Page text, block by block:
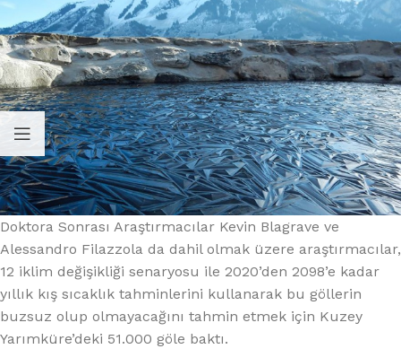
Doktora Sonrası Araştırmacılar Kevin Blagrave ve
Alessandro Filazzola da dahil olmak üzere araştırmacılar,
12 iklim değişikliği senaryosu ile 2020’den 2098’e kadar
yıllık kış sıcaklık tahminlerini kullanarak bu göllerin
buzsuz olup olmayacağını tahmin etmek için Kuzey
Yarımküre’deki 51.000 göle baktı.